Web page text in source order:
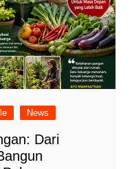
News
Dari